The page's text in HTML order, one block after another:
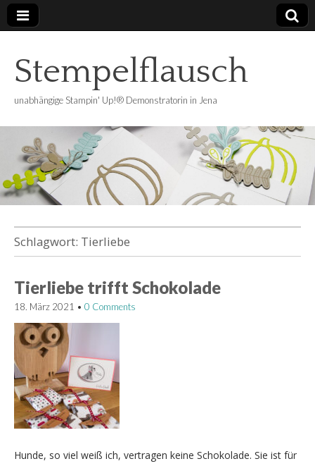
Stempelflausch
unabhängige Stampin' Up!® Demonstratorin in Jena
Schlagwort: Tierliebe
Tierliebe trifft Schokolade
18. März 2021 • 0 Comments
Hunde, so viel weiß ich, vertragen keine Schokolade. Sie ist für